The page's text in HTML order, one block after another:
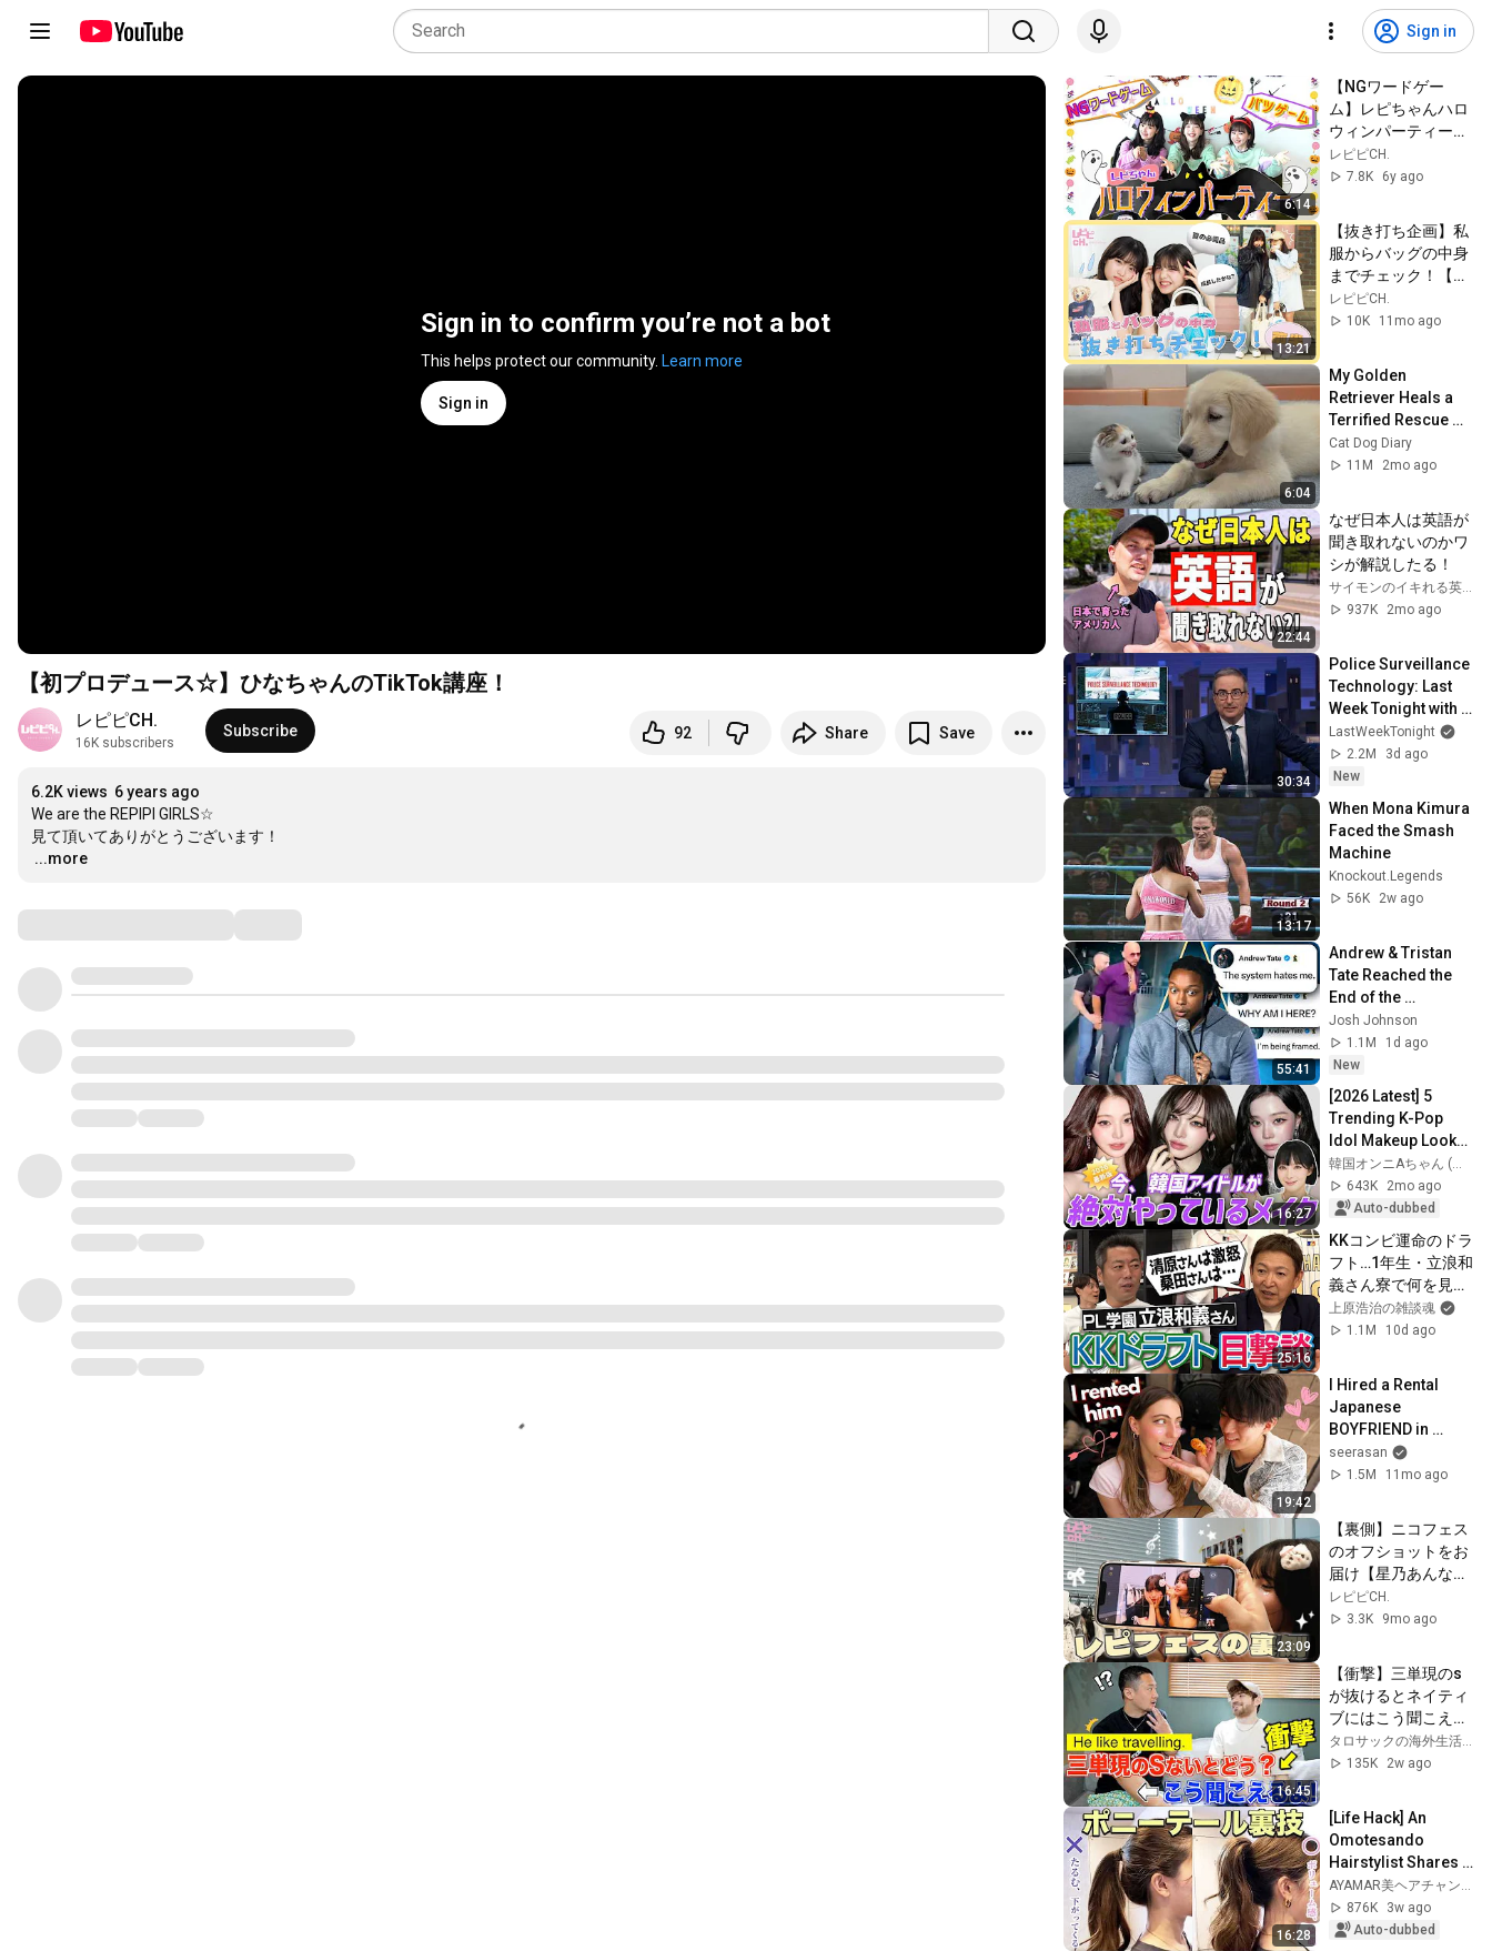
Sign in
Sign in to confirm you’re not a bot
This helps protect our community. Learn more
Sign in
【初プロデュース☆】ひなちゃんのTikTok講座！
レピピCH.
16K subscribers
Subscribe 92 Share Save
6.2K views 6 years ago
We are the REPIPI GIRLS☆
…
...more
6:14
【NGワードゲー
ム】レピちゃんハロ
ウィンパーティー
（ドッキリ）【罰ゲ
ーム】
レピピCH.
7.8K
6y ago
13:21
【抜き打ち企画】私
服からバッグの中身
までチェック！【星
乃あんな】【松尾そ
のま】
レピピCH.
10K
11mo ago
6:04
My Golden
Retriever Heals a
Terrified Rescue
Kitten in Just 3
Meetings!
Cat Dog Diary
11M
2mo ago
22:44
なぜ日本人は英語が
聞き取れないのかワ
シが解説したる！
937K
2mo ago
30:34
Police Surveillance
Technology: Last
Week Tonight with
John Oliver (HBO)
LastWeekTonight
2.2M
3d ago
New
13:17
When Mona Kimura
Faced the Smash
Machine
Knockout.Legends
56K
2w ago
55:41
Andrew & Tristan
Tate Reached the
End of the
Algorithm
Josh Johnson
1.1M
1d ago
New
16:27
[2026 Latest] 5
Trending K-Pop
Idol Makeup Looks!
Must-Know
Techniques to Get
This Year’s Look‼️
韓国オンニAちゃん (会社員J)
643K
2mo ago
Auto-dubbed
25:16
KKコンビ運命のドラ
フト…1年生・立浪和
義さん寮で何を見
た!?桑田さんが立浪
さんを同部屋にした
ル同級生の笑撃人
生!?立浪さんもPL炒
飯作ってた!?PL学園
寮生活【②/５】
上原浩治の雑談魂
1.1M
10d ago
19:42
I Hired a Rental
Japanese
BOYFRIEND in
Tokyo 💘
seerasan
1.5M
11mo ago
23:09
【裏側】ニコフェス
のオフショットをお
届け【星乃あんな】
【松尾そのま】
レピピCH.
3.3K
9mo ago
16:45
【衝撃】三単現のs
が抜けるとネイティ
ブにはこう聞こえま
す。
タロサックの海外生活ダイアリーTAROSAC
135K
2w ago
16:28
[Life Hack] An
Omotesando
Hairstylist Shares
How to Easily
Create the Perfect
Ponytail!
AYAMAR美ヘアチャンネル
876K
3w ago
Auto-dubbed